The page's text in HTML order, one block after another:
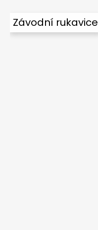
Závodní rukavice